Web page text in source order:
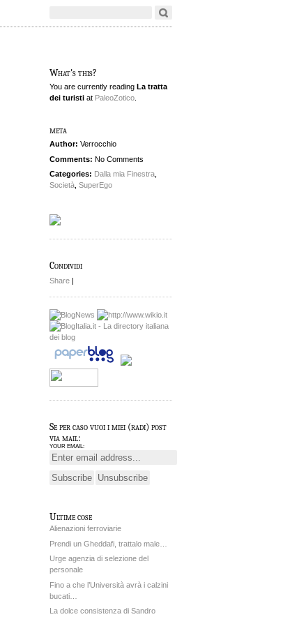
What's this?
You are currently reading La tratta
dei turisti at PaleoZotico
meta
Author: Verrocchio
Comments: No Comments
Categories: Dalla mia Finestra
Società SuperEgo
Condividi
Share |
Se per caso vuoi i miei (radi) post
via mail:
YOUR EMAIL:
Ultime cose
Alienazioni ferroviarie
Prendi un Gheddafi, trattalo male…
Urge agenzia di selezione del
personale
Fino a che l’Università avrà i calzini
bucati…
La dolce consistenza di Sandro